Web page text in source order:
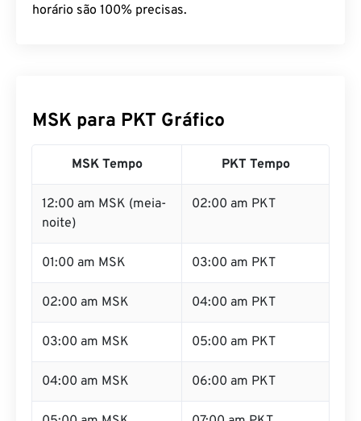
horário são 100% precisas.
MSK para PKT Gráfico
MSK Tempo PKT Tempo
12:00 am MSK (meia-
noite)
02:00 am PKT
01:00 am MSK 03:00 am PKT
02:00 am MSK 04:00 am PKT
03:00 am MSK 05:00 am PKT
04:00 am MSK 06:00 am PKT